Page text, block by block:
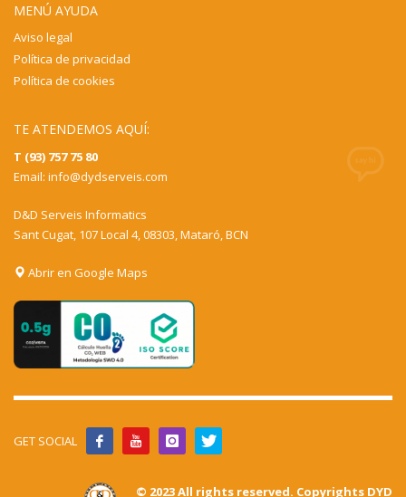
MENÚ AYUDA
Aviso legal
Política de privacidad
Política de cookies
TE ATENDEMOS AQUÍ:
T (93) 757 75 80
Email: info@dydserveis.com
D&D Serveis Informatics
Sant Cugat, 107 Local 4, 08303, Mataró, BCN
Abrir en Google Maps
GET SOCIAL
© 2023 All rights reserved. Copyrights DYD